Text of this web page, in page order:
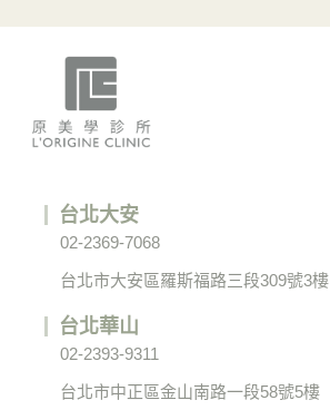
台北大安
02-2369-7068
台北市大安區羅斯福路三段309號3樓
台北華山
02-2393-9311
台北市中正區金山南路一段58號5樓